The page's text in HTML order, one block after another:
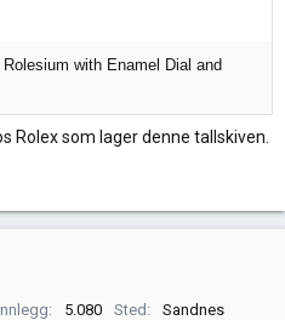
with Enamel Dial and
Rolex som lager denne tallskiven.
5.080 Sted Sandnes